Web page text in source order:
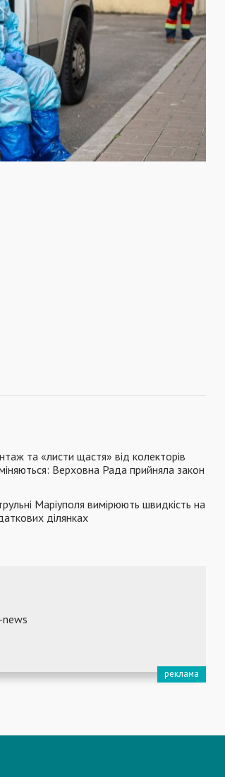
та «листи щастя» від колекторів
Верховна Рада прийняла закон
Маріуполя вимірюють швидкість на
ділянках